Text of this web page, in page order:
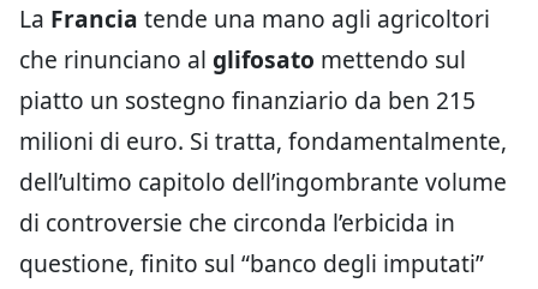
La Francia tende una mano agli agricoltori
che rinunciano al glifosato mettendo sul
piatto un sostegno finanziario da ben 215
milioni di euro. Si tratta, fondamentalmente,
dell’ultimo capitolo dell’ingombrante volume
di controversie che circonda l’erbicida in
questione, finito sul “banco degli imputati”